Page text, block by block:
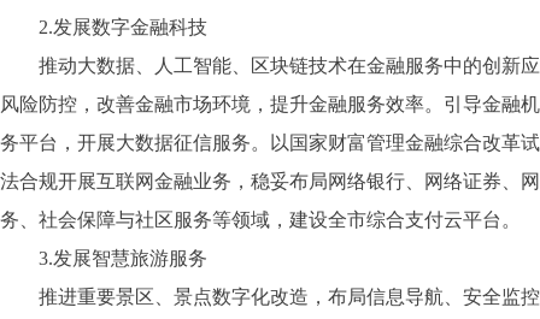
2.发展数字金融科技
推动大数据、人工智能、区块链技术在金融服务中的创新应
风险防控，改善金融市场环境，提升金融服务效率。引导金融
务平台，开展大数据征信服务。以国家财富管理金融综合改革
法合规开展互联网金融业务，稳妥布局网络银行、网络证券、
务、社会保障与社区服务等领域，建设全市综合支付云平台。
3.发展智慧旅游服务
推进重要景区、景点数字化改造，布局信息导航、安全监控